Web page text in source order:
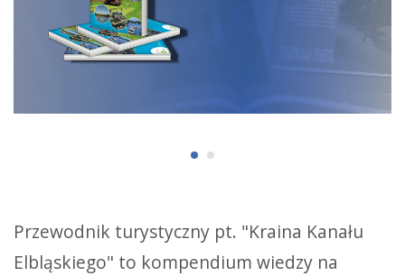
Przewodnik turystyczny pt. "Kraina Kanału
Elbląskiego" to kompendium wiedzy na